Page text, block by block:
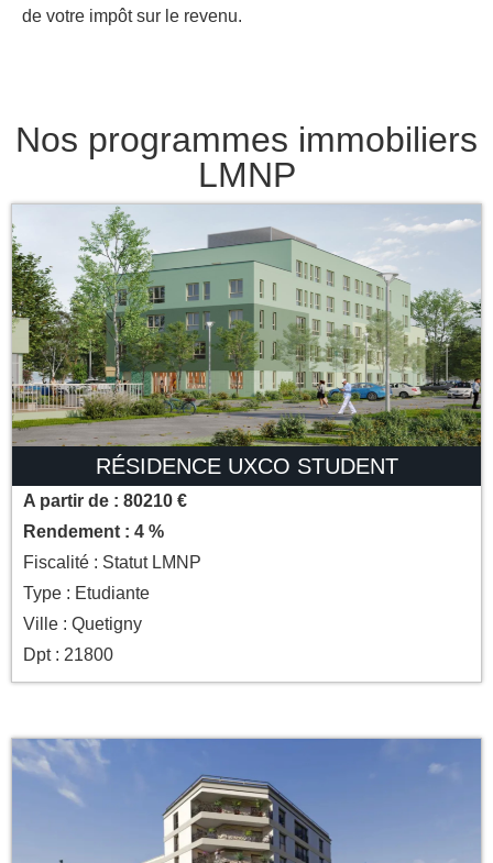
de votre impôt sur le revenu.
Nos programmes immobiliers
LMNP
RÉSIDENCE UXCO STUDENT
A partir de : 80210 €
Rendement : 4 %
Fiscalité : Statut LMNP
Type : Etudiante
Ville : Quetigny
Dpt : 21800